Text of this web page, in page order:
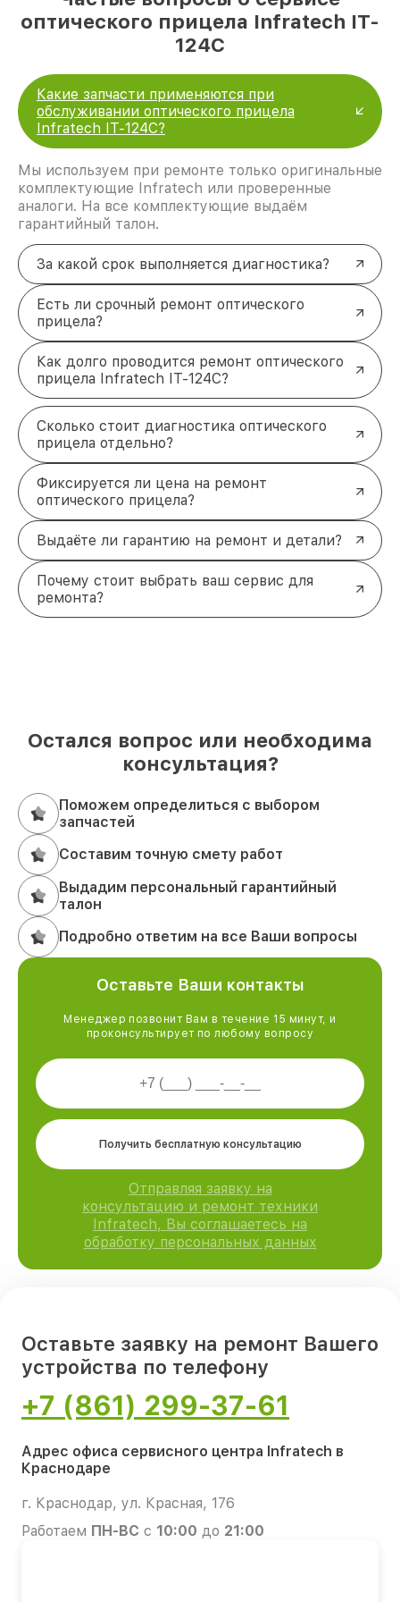
оптического прицела Infratech IT-
124C
Какие запчасти применяются при
обслуживании оптического прицела
Infratech IT-124C?
Мы используем при ремонте только оригинальные
комплектующие Infratech или проверенные
аналоги. На все комплектующие выдаём
гарантийный талон.
За какой срок выполняется диагностика?
Есть ли срочный ремонт оптического
прицела?
Как долго проводится ремонт оптического
прицела Infratech IT-124C?
Сколько стоит диагностика оптического
прицела отдельно?
Фиксируется ли цена на ремонт
оптического прицела?
Выдаёте ли гарантию на ремонт и детали?
Почему стоит выбрать ваш сервис для
ремонта?
Остался вопрос или необходима
консультация?
Поможем определиться с выбором
запчастей
Составим точную смету работ
Выдадим персональный гарантийный
талон
Подробно ответим на все Ваши вопросы
Оставьте Ваши контакты
Менеджер позвонит Вам в течение 15 минут, и
проконсультирует по любому вопросу
Получить бесплатную консультацию
Отправляя заявку на
консультацию и ремонт техники
Infratech, Вы соглашаетесь на
обработку персональных данных
Оставьте заявку на ремонт Вашего
устройства по телефону
+7 (861) 299-37-61
Адрес офиса сервисного центра Infratech в
Краснодаре
г. Краснодар, ул. Красная, 176
Работаем ПН-ВС с 10:00 до 21:00